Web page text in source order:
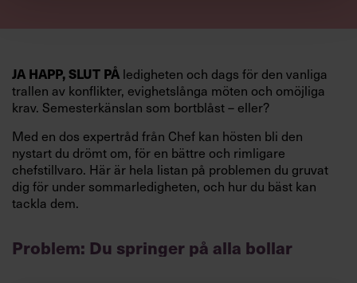
JA HAPP, SLUT PÅ ledigheten och dags för den vanliga
trallen av konflikter, evighetslånga möten och omöjliga
krav. Semesterkänslan som bortblåst – eller?
Med en dos expertråd från Chef kan hösten bli den
nystart du drömt om, för en bättre och rimligare
chefstillvaro. Här är hela listan på problemen du gruvat
dig för under sommarledigheten, och hur du bäst kan
tackla dem.
Problem: Du springer på alla bollar